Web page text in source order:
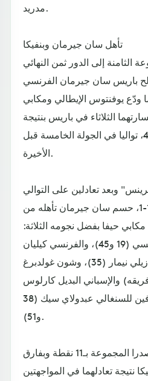
مدريد.
تأهل سان جيرمان وبنفيكا
إلى الدور ثمن النهائي
باريس سان جيرمان الفرنسي
ودّع يوفنتوس الإيطالي ومكابي
الثلاثاء في باريس بنتيجة
كاسحة 2-7، ولشبونة 3-4، تواليا في الجولة الخامسة قبل
الأخيرة.
وبعد تعادلين على التوالي
مع بنفيكا بنتيجة واحدة 1-1، حسم سان جيرمان تأهله من
حيفا بفضل نجومه الثلاثة:
الأرجنتيني ليونيل ميسي (19 و45)، والفرنسي كيليان
مبابي (32 و64)، والبرازيلي نيمار (35)، وشون غولدبرغ
والإسباني البديل كارلوس
سولير (84)، مقابل هدفين للسنغالي عبدولاي سيك (38
و51).
وبقي سان جيرمان متصدرا المجموعة بـ11 نقطة وبفارق
نتيجة تعادلهما في المواجهتين